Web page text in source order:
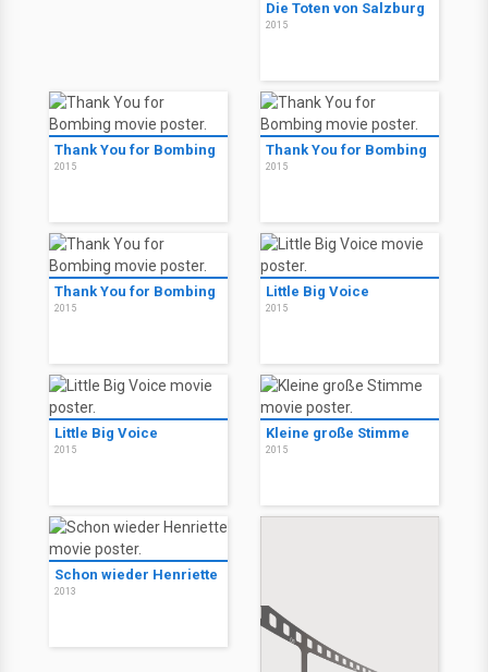
Die Toten von Salzburg
2015
Thank You for Bombing
2015
Thank You for Bombing
2015
Thank You for Bombing
2015
Little Big Voice
2015
Little Big Voice
2015
Kleine große Stimme
2015
Schon wieder Henriette
2013